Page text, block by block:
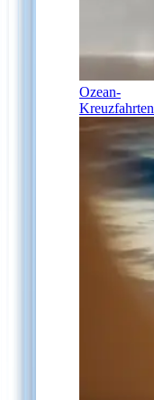
Ozean-
Kreuzfahrten